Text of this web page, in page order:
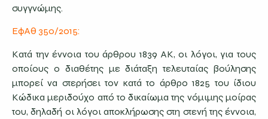
συγγνώμης.
ΕφΑθ 350/2015:
Κατά την έννοια του άρθρου 1839 ΑΚ, οι λόγοι, για τους
οποίους ο διαθέτης με διάταξη τελευταίας βούλησης
μπορεί να στερήσει τον κατά το άρθρο 1825 του ίδιου
Κώδικα μεριδούχο από το δικαίωμα της νόμιμης μοίρας
του, δηλαδή οι λόγοι αποκλήρωσης στη στενή της έννοια,